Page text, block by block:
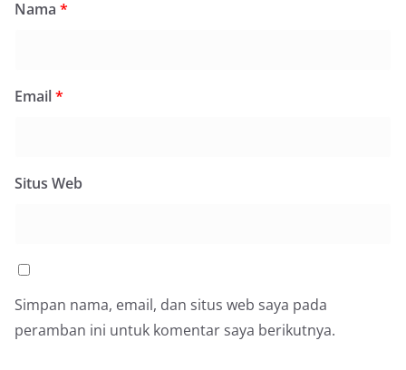
Nama *
Email*
Situs Web
Simpan nama, email, dan situs web saya pada
peramban ini untuk komentar saya berikutnya.